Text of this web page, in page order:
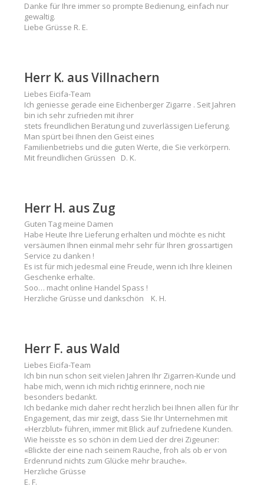
Danke für Ihre immer so prompte Bedienung, einfach nur
gewaltig.
Liebe Grüsse R. E.
Herr K. aus Villnachern
Liebes Eicifa-Team
Ich geniesse gerade eine Eichenberger Zigarre . Seit Jahren
bin ich sehr zufrieden mit ihrer
stets freundlichen Beratung und zuverlässigen Lieferung.
Man spürt bei Ihnen den Geist eines
Familienbetriebs und die guten Werte, die Sie verkörpern.
Mit freundlichen Grüssen D. K.
Herr H. aus Zug
Guten Tag meine Damen
Habe Heute Ihre Lieferung erhalten und möchte es nicht
versäumen Ihnen einmal mehr sehr für Ihren grossartigen
Service zu danken !
Es ist für mich jedesmal eine Freude, wenn ich Ihre kleinen
Geschenke erhalte.
Soo… macht online Handel Spass !
Herzliche Grüsse und dankschön K. H.
Herr F. aus Wald
Liebes Eicifa-Team
Ich bin nun schon seit vielen Jahren Ihr Zigarren-Kunde und
habe mich, wenn ich mich richtig erinnere, noch nie
besonders bedankt.
Ich bedanke mich daher recht herzlich bei Ihnen allen für Ihr
Engagement, das mir zeigt, dass Sie Ihr Unternehmen mit
«Herzblut» führen, immer mit Blick auf zufriedene Kunden.
Wie heisste es so schön in dem Lied der drei Zigeuner:
«Blickte der eine nach seinem Rauche, froh als ob er von
Erdenrund nichts zum Glücke mehr brauche».
Herzliche Grüsse
E. F.